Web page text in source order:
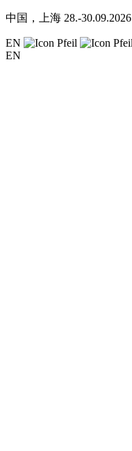
中国，上海 28.-30.09.2026
EN
EN